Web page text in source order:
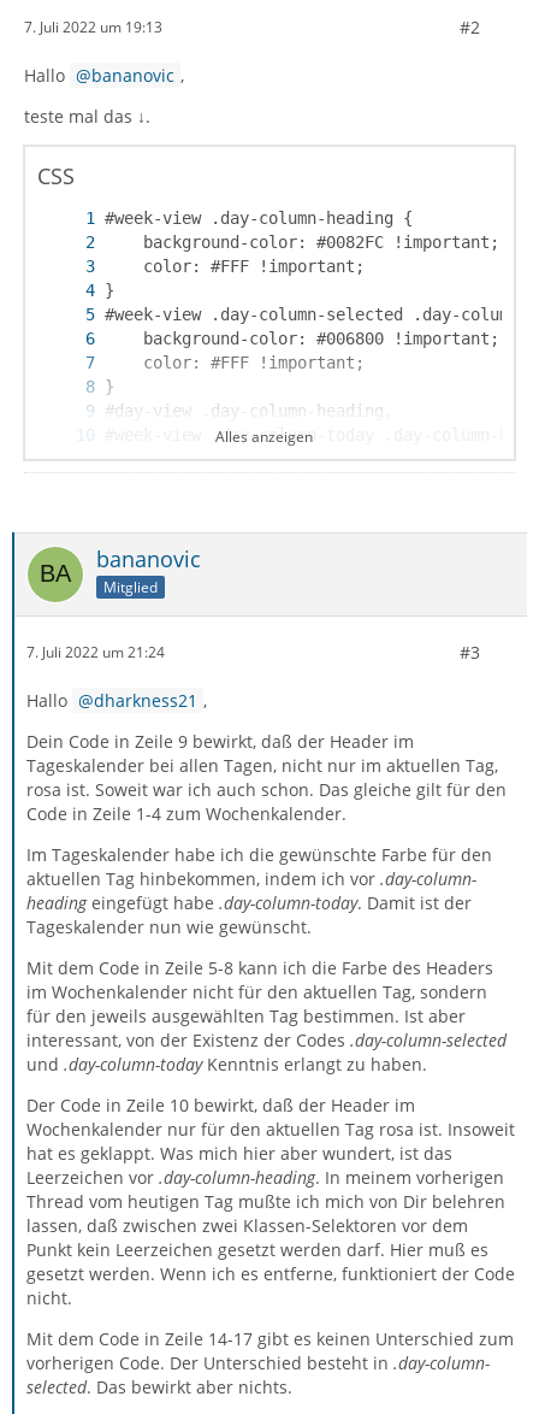
7. Juli 2022 um 19:13 #2
Hallo bananovic ,
teste mal das ↓.
CSS
}
Alles anzeigen
bananovic
Mitglied
7. Juli 2022 um 21:24 #3
Hallo dharkness21 ,
Dein Code in Zeile 9 bewirkt, daß der Header im
Tageskalender bei allen Tagen, nicht nur im aktuellen Tag,
rosa ist. Soweit war ich auch schon. Das gleiche gilt für den
Code in Zeile 1-4 zum Wochenkalender.
Im Tageskalender habe ich die gewünschte Farbe für den
aktuellen Tag hinbekommen, indem ich vor .day-column-
headingeingefügt habe .day-column-today. Damit ist der
Tageskalender nun wie gewünscht.
Mit dem Code in Zeile 5-8 kann ich die Farbe des Headers
im Wochenkalender nicht für den aktuellen Tag, sondern
für den jeweils ausgewählten Tag bestimmen. Ist aber
interessant, von der Existenz der Codes .day-column-selected
und .day-column-todayKenntnis erlangt zu haben.
Der Code in Zeile 10 bewirkt, daß der Header im
Wochenkalender nur für den aktuellen Tag rosa ist. Insoweit
hat es geklappt. Was mich hier aber wundert, ist das
Leerzeichen vor .day-column-heading. In meinem vorherigen
Thread vom heutigen Tag mußte ich mich von Dir belehren
lassen, daß zwischen zwei Klassen-Selektoren vor dem
Punkt kein Leerzeichen gesetzt werden darf. Hier muß es
gesetzt werden. Wenn ich es entferne, funktioniert der Code
nicht.
Mit dem Code in Zeile 14-17 gibt es keinen Unterschied zum
vorherigen Code. Der Unterschied besteht in .day-column-
selected. Das bewirkt aber nichts.